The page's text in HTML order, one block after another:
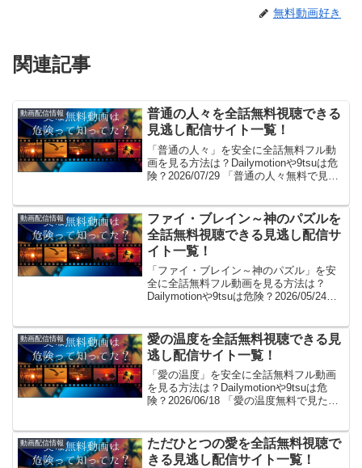
無料動画好き
関連記事
動画配信情報
普通の人々を全話無料視聴できる
見逃し配信サイト一覧！
「普通の人々」を安全に全話無料フル動
画を見る方法は？Dailymotionや9tsuは危
険？2026/07/29 「普通の人々無料で見た
やYouT...
動画配信情報
ファイ・ブレイン～神のパズルを
全話無料視聴できる見逃し配信サ
イト一覧！
「ファイ・ブレイン～神のパズル」を安
全に全話無料フル動画を見る方法は？
Dailymotionや9tsuは危険？2026/05/24
GYAO!やパンドラはサービス終...
動画配信情報
愛の温度を全話無料視聴できる見
逃し配信サイト一覧！
「愛の温度」を安全に全話無料フル動画
を見る方法は？Dailymotionや9tsuは危
険？2026/06/18 「愛の温度無料で見た～
YouTub...
動画配信情報
ただひとつの愛を全話無料視聴で
きる見逃し配信サイト一覧！